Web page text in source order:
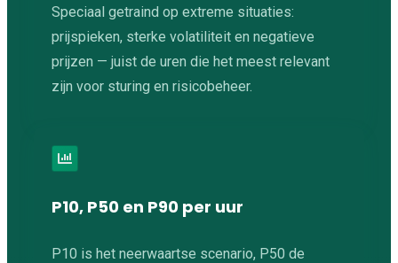
Speciaal getraind op extreme situaties:
prijspieken, sterke volatiliteit en negatieve
prijzen — juist de uren die het meest relevant
zijn voor sturing en risicobeheer.
P10, P50 en P90 per uur
P10 is het neerwaartse scenario, P50 de